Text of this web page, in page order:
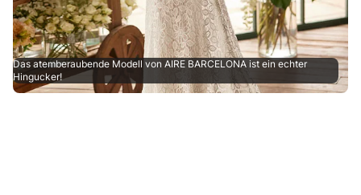
Das atemberaubende Modell von AIRE BARCELONA ist ein echter
Hingucker!